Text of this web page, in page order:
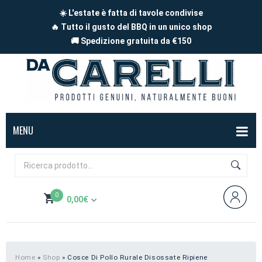
☀️ L'estate è fatta di tavole condivise
🔥 Tutto il gusto del BBQ in un unico shop
🚚 Spedizione gratuita da €150
MENU
BOX
FORMAGGI
Pecora
A pezzi
Carne di maiale
BBQ
0 0,00€
Subtotale: 0,00
Home » Shop » Cosce Di Pollo Rurale Disossate Ripiene